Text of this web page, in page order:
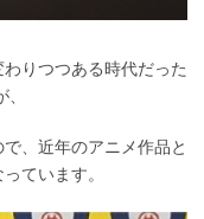
りつつある時代だった
、近年のアニメ作品と
ています。